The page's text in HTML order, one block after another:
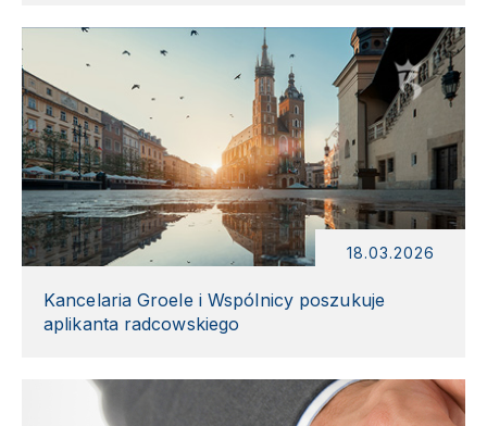
18.03.2026
Kancelaria Groele i Wspólnicy poszukuje
aplikanta radcowskiego